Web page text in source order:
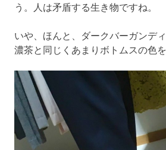
う。人は矛盾する生き物ですね。
いや、ほんと、ダークバーガンデ
濃茶と同じくあまりボトムスの色